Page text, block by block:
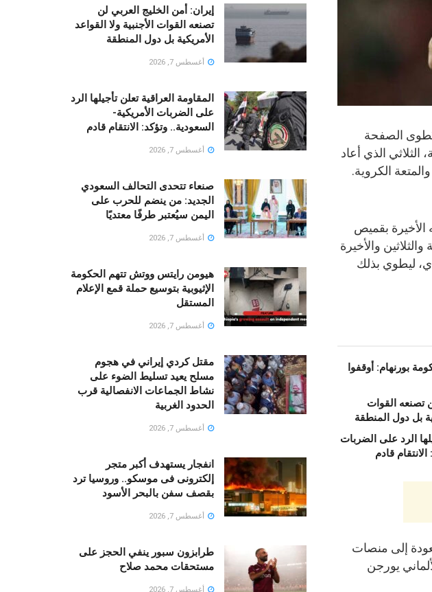
تُطوى الصفحة
الذي أعاد
الكروية.
الأخيرة بقميص
والأخيرة
ليطوي بذلك
بورنهام: أوقفوا
تصنعه القوات
بل دول المنطقة
الرد على الضربات
قادم
إلى منصات
يورجن
إيران: أمن الخليج العربي لن
تصنعه القوات الأجنبية ولا القواعد
الأمريكية بل دول المنطقة
أغسطس 7, 2026
المقاومة العراقية تعلن تأجيلها الرد
على الضربات الأمريكية-
السعودية.. وتؤكد: الانتقام قادم
أغسطس 7, 2026
صنعاء تتحدى التحالف السعودي
الجديد: من ينضم للحرب على
اليمن سيُعتبر طرفًا معتديًا
أغسطس 7, 2026
هيومن رايتس ووتش تتهم الحكومة
الإثيوبية بتوسيع حملة قمع الإعلام
المستقل
أغسطس 7, 2026
مقتل كردي إيراني في هجوم
مسلح يعيد تسليط الضوء على
نشاط الجماعات الانفصالية قرب
الحدود الغربية
أغسطس 7, 2026
انفجار يستهدف أكبر متجر
إلكترونى فى موسكو.. وروسيا ترد
بقصف سفن بالبحر الأسود
أغسطس 7, 2026
طرابزون سبور ينفي الحجز على
مستحقات محمد صلاح
أغسطس 7, 2026